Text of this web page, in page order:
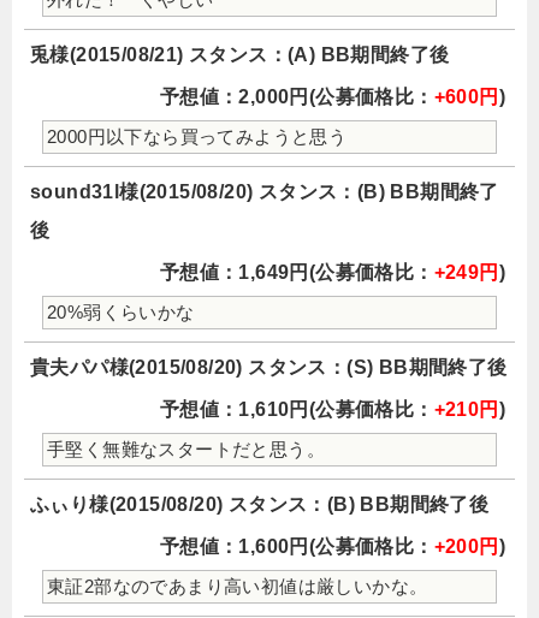
兎様(2015/08/21) スタンス：(A) BB期間終了後
予想値：2,000円(公募価格比： +600円 )
2000円以下なら買ってみようと思う
sound31l様(2015/08/20) スタンス：(B) BB期間終了
後
予想値：1,649円(公募価格比： +249円 )
20%弱くらいかな
貴夫パパ様(2015/08/20) スタンス：(S) BB期間終了後
予想値：1,610円(公募価格比： +210円 )
手堅く無難なスタートだと思う。
ふぃり様(2015/08/20) スタンス：(B) BB期間終了後
予想値：1,600円(公募価格比： +200円 )
東証2部なのであまり高い初値は厳しいかな。